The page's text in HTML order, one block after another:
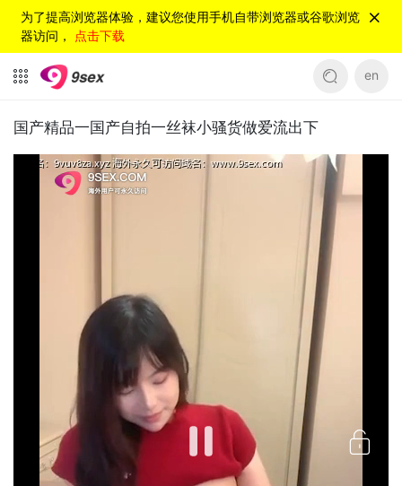
为了提高浏览器体验，建议您使用手机自带浏览器或谷歌浏览
器访问， 点击下载
en
国产精品一国产自拍一丝袜小骚货做爱流出下